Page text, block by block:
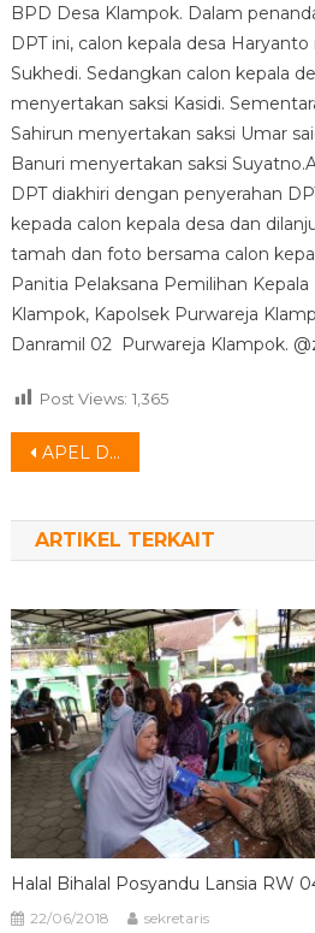
BPD Desa Klampok. Dalam
DPT ini, calon kepala desa
Sukhedi. Sedangkan calon kepala
menyertakan saksi Kasidi.
Sahirun menyertakan saksi Umar
Banuri menyertakan saksi
DPT diakhiri dengan penyerahan
kepada calon kepala desa dan
tamah dan foto bersama calon
Panitia Pelaksana Pemilihan
Klampok, Kapolsek Purwareja
Danramil 02 Purwareja Klampok.
Post Views: 1,365
Navigasi
APEL DEKLARASI PILKADES DAMAI KECAMATAN PURWAREJA KLAMPOK TAHUN 2019
ARTIKEL TERKAIT
Halal Bihalal Posyandu Lansia RW
22/06/2018 sekretaris